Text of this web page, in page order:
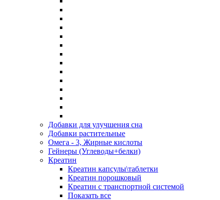
Добавки для улучшения сна
Добавки растительные
Омега - 3, Жирные кислоты
Гейнеры (Углеводы+белки)
Креатин
Креатин капсулы\таблетки
Креатин порошковый
Креатин с транспортной системой
Показать все